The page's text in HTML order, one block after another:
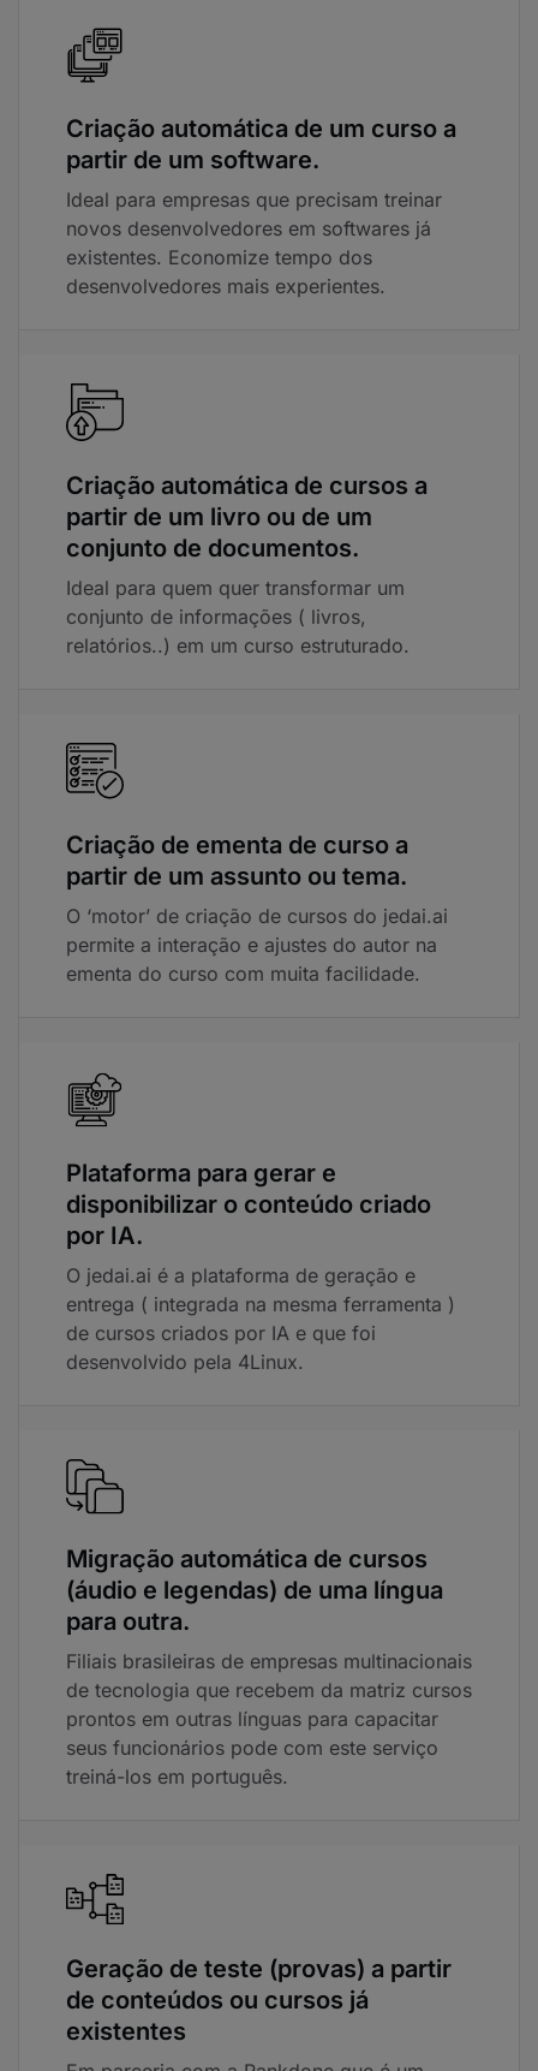
Criação automática de um curso a
partir de um software.
Ideal para empresas que precisam treinar
novos desenvolvedores em softwares já
existentes. Economize tempo dos
desenvolvedores mais experientes.
Criação automática de cursos a
partir de um livro ou de um
conjunto de documentos.
Ideal para quem quer transformar um
conjunto de informações ( livros,
relatórios..) em um curso estruturado.
Criação de ementa de curso a
partir de um assunto ou tema.
O ‘motor’ de criação de cursos do jedai.ai
permite a interação e ajustes do autor na
ementa do curso com muita facilidade.
Plataforma para gerar e
disponibilizar o conteúdo criado
por IA.
O jedai.ai é a plataforma de geração e
entrega ( integrada na mesma ferramenta )
de cursos criados por IA e que foi
desenvolvido pela 4Linux.
Migração automática de cursos
(áudio e legendas) de uma língua
para outra.
Filiais brasileiras de empresas multinacionais
de tecnologia que recebem da matriz cursos
prontos em outras línguas para capacitar
seus funcionários pode com este serviço
treiná-los em português.
Geração de teste (provas) a partir
de conteúdos ou cursos já
existentes